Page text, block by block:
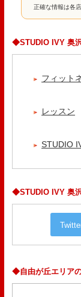
正確な情報は各
◆STUDIO IVY 奥
フィット
レッスン
STUDIO
◆STUDIO IVY 奥
◆自由が丘エリア